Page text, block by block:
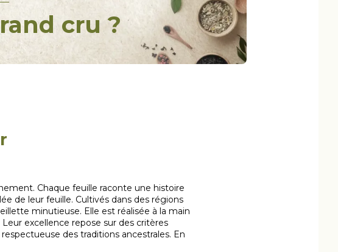
cru ?
Chaque feuille raconte une histoire
de leur feuille. Cultivés dans des régions
minutieuse. Elle est réalisée à la main
excellence repose sur des critères
des traditions ancestrales. En